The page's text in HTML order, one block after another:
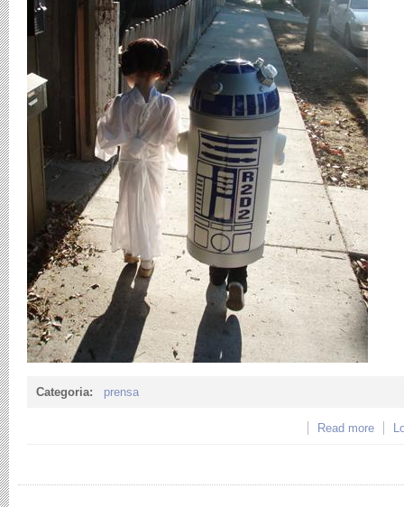
Categoria: prensa
Read more